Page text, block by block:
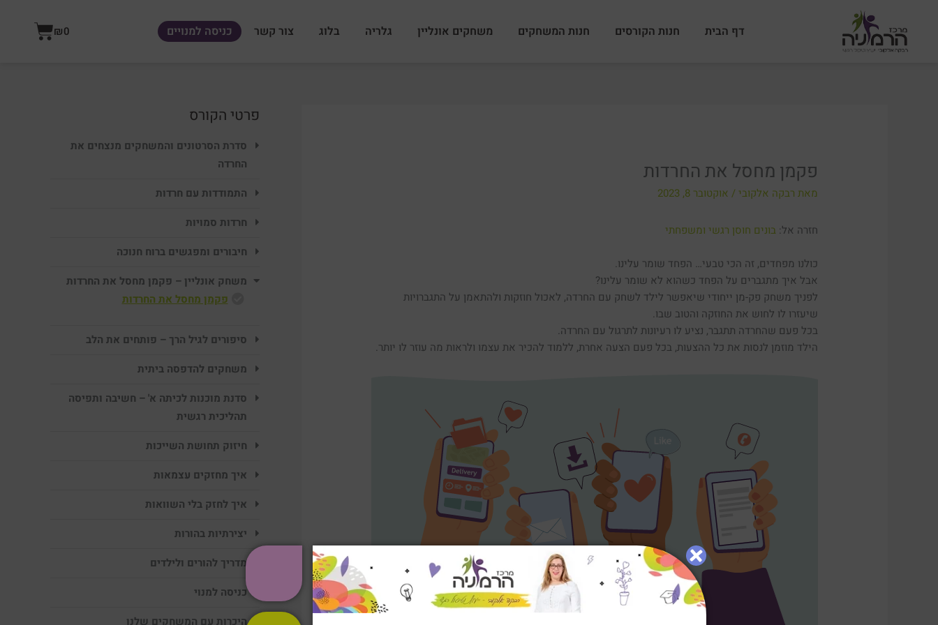
דף הבית חנות הקורסים חנות המשחקים משחקים אונליין גלריה בלוג צור קשר כניסה למנויים ₪0 עגלת
קניות
פקמן מחסל את החרדות
מאת רבקה אלקובי/ אוקטובר 8, 2023
חזרה אל:בונים חוסן רגשי ומשפחתי
כולנו מפחדים, זה הכי טבעי… הפחד שומר עלינו.
אבל איך מתגברים על הפחד כשהוא לא שומר עלינו?
לפניך משחק פק-מן ייחודי שיאפשר לילד לשחק עם החרדה, לאכול חוזקות ולהתאמן על התגברויות
שיעזרו לו לחוש את החוזקה והטוב שבו.
בכל פעם שהחרדה תתגבר, נציע לו רעיונות לתרגול עם החרדה.
הילד מוזמן לנסות את כל ההצעות, בכל פעם הצעה אחרת, ללמוד להכיר את עצמו ולראות מה עוזר לו יותר.
להפעלת המשחק לחצו כאן
פרטי הקורס
סדרת הסרטונים והמשחקים מנצחים את
החרדה
התמודדות עם חרדות
חרדות סמויות
חיבורים ומפגשים ברוח חנוכה
משחק אונליין – פקמן מחסל את החרדות
פקמן מחסל את החרדות
סיפורים לגיל הרך – פותחים את הלב
משחקים להדפסה ביתית
סדנת מוכנות לכיתה א' – חשיבה ותפיסה
תהליכית רגשית
חיזוק תחושת השייכות
איך מחזקים עצמאות
איך לחזק בלי השוואות
יצירתיות בהורות
מדריך להורים ולילדים
כניסה למנוי
היכרות עם המשחקים שלנו